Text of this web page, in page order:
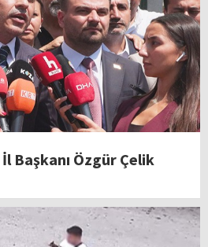
Başkanı Özgür Çelik